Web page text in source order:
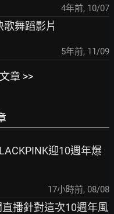
4年前, 10/07
舞蹈影片
5年前, 11/09
章 >>
迎10週年爆
17小時前, 08/08
直播針對這次10週年風